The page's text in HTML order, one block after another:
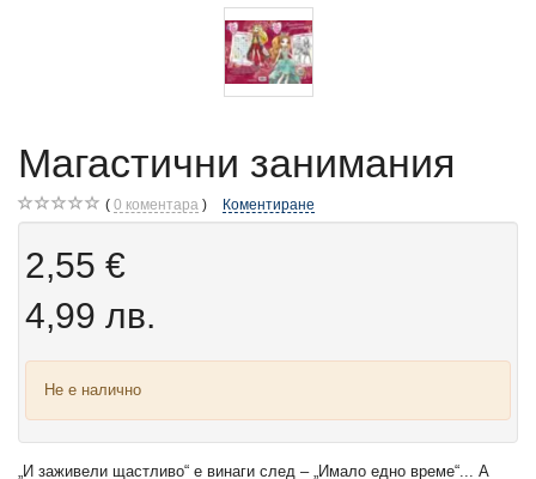
Магастични занимания
0 коментара Коментиране
2,55 €
4,99 лв.
Не е налично
„И заживели щастливо“ е винаги след – „Имало едно време“... А